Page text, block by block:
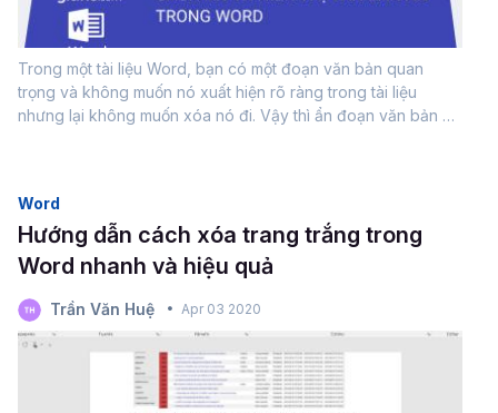
Trong một tài liệu Word, bạn có một đoạn văn bản quan
trọng và không muốn nó xuất hiện rõ ràng trong tài liệu
nhưng lại không muốn xóa nó đi. Vậy thì ẩn đoạn văn bản đó
Word
Hướng dẫn cách xóa trang trắng trong
Word nhanh và hiệu quả
Trần Văn Huệ Apr 03 2020